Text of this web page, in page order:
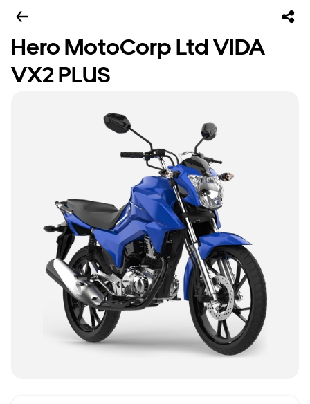
Hero MotoCorp Ltd VIDA
VX2 PLUS